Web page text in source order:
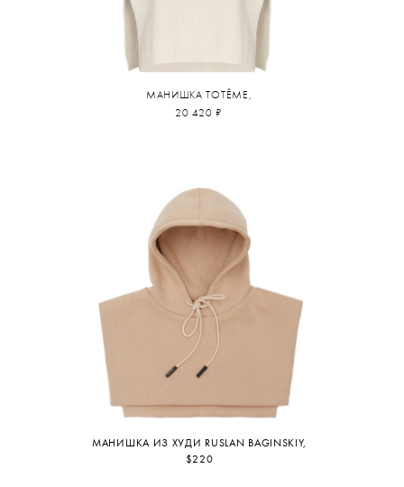
МАНИШКА TOTÊME,
20 420 ₽
МАНИШКА ИЗ ХУДИ RUSLAN BAGINSKIY,
$220